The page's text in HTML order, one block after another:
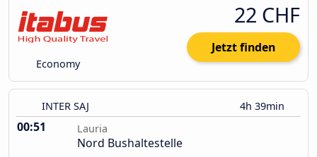
Economy
22 CHF
Jetzt finden
INTER SAJ 4h 39min
00:51 Lauria
Nord Bushaltestelle